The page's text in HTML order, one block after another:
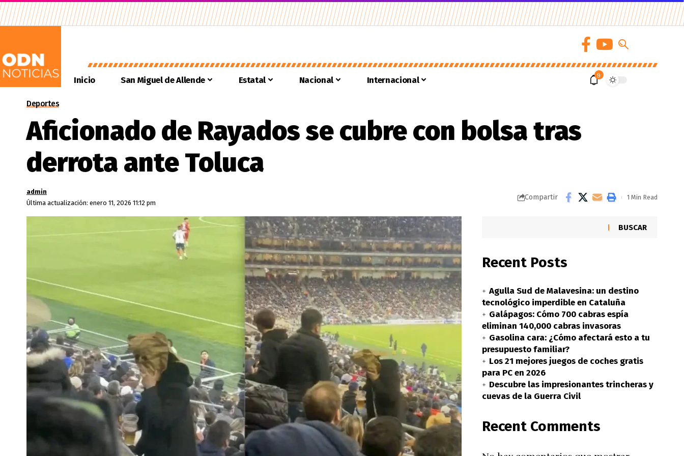
Inicio San Miguel de Allende Estatal Nacional Internacional 9
Deportes
Aficionado de Rayados se cubre con bolsa tras
derrota ante Toluca
Última actualización: enero 11, 2026 11:12 pm
admin
Compartir 1 Min Read
BUSCAR
Recent Posts
Agulla Sud de Malavesina: un destino
tecnológico imperdible en Cataluña
Galápagos: Cómo 700 cabras espía
eliminan 140,000 cabras invasoras
Gasolina cara: ¿Cómo afectará esto a tu
presupuesto familiar?
Los 21 mejores juegos de coches gratis
para PC en 2026
Descubre las impresionantes trincheras y
cuevas de la Guerra Civil
Recent Comments